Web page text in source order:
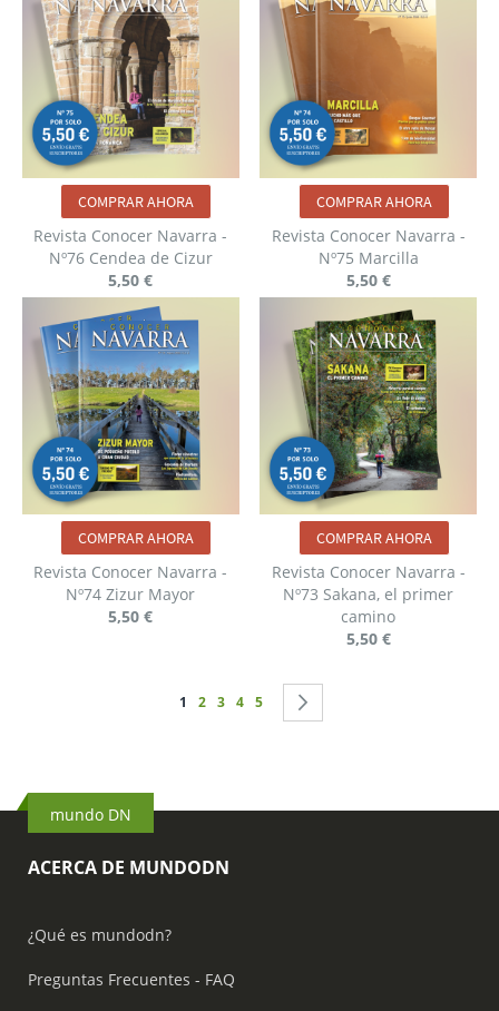
Revista Conocer Navarra -
Nº76 Cendea de Cizur
5,50 €
COMPRAR AHORA
Revista Conocer Navarra -
Nº75 Marcilla
5,50 €
COMPRAR AHORA
Revista Conocer Navarra -
Nº74 Zizur Mayor
5,50 €
COMPRAR AHORA
Revista Conocer Navarra -
Nº73 Sakana, el primer
camino
5,50 €
COMPRAR AHORA
Página
Actualmente estás leyendo página
1 Página
2 Página
3 Página
4 Página
5
mundo DN
ACERCA DE MUNDODN
¿Qué es mundodn?
Preguntas Frecuentes - FAQ